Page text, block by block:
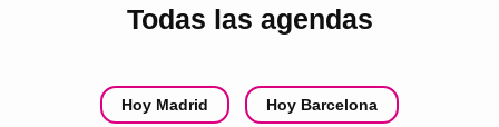
Todas las agendas
Hoy Madrid Hoy Barcelona